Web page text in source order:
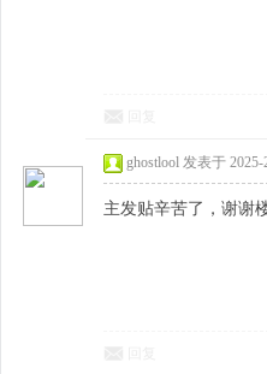
ghostlool 发表于 2025-
主发贴辛苦了，谢谢